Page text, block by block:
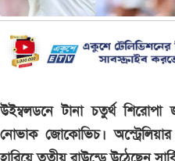
উইম্বলডনে টানা চতুর্থ
নোভাক জোকোভিচ।